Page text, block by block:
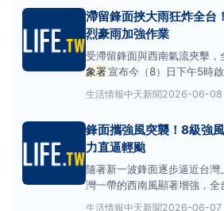
率，基隆市、北海岸、台北市
縣、苗栗縣、台
滯留鋒面挾大雨狂炸全台！
烈豪雨加強作業
受滯留鋒面與西南氣流夾擊，
象署宣布今（8）日下午5時
晚間將開記者會說明防汛重點
勢。受滯留鋒面及西南氣流的
8日表示，由於大氣結構極不
出現猛烈的短延時
生活情報中天新聞2026-06-08
鋒面攜強風突襲！8級強
力直逼輕颱
隨著新一波鋒面逐步逼近台
灣一帶的西南風顯著增強，全
續加大。中央 氣象署
生活情報中天新聞2026-06-07